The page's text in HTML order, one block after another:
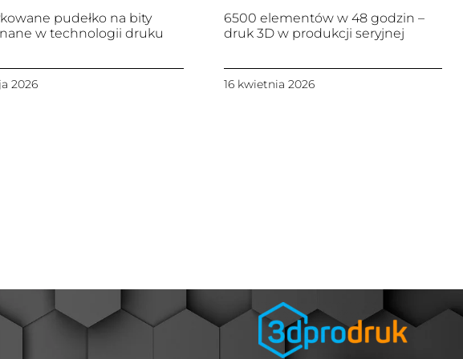
pudełko na bity
w technologii druku
2026
6500 elementów w 48 godzin –
druk 3D w produkcji seryjnej
16 kwietnia 2026